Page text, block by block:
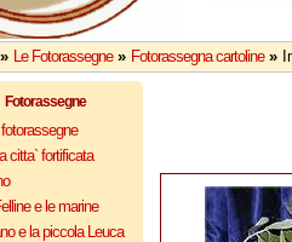
» Le Fotorassegne » Fotorassegna cartoline »
Fotorassegne
citta` fortificata
e le marine
e la piccola Leuca